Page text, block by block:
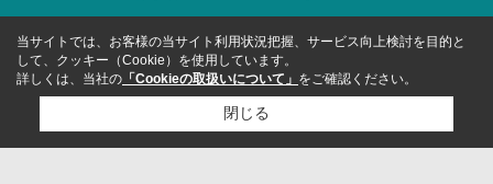
当サイトでは、お客様の当サイト利用状況把握、サービス向上検討を目的と
して、クッキー（Cookie）を使用しています。
詳しくは、当社の 「Cookieの取扱いについて」 をご確認ください。
閉じる